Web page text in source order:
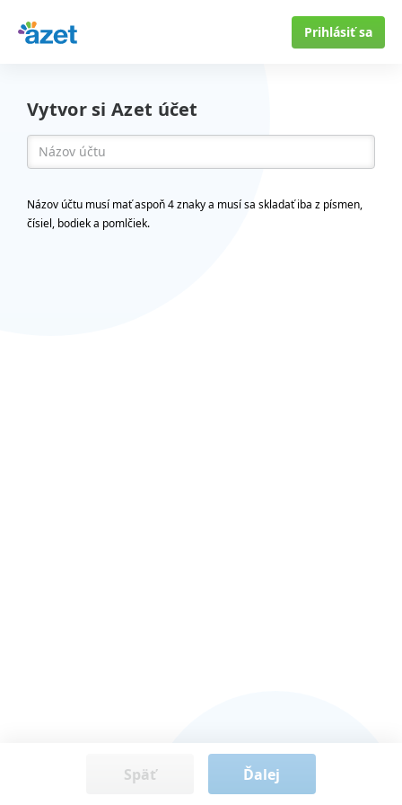
Prihlásiť sa
Vytvor si Azet účet
Názov účtu musí mať aspoň 4 znaky a musí sa skladať iba z písmen,
čísiel, bodiek a pomlčiek.